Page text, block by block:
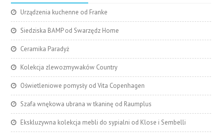
Urządzenia kuchenne od Franke
Siedziska BAMP od Swarzędz Home
Ceramika Paradyż
Kolekcja zlewozmywaków Country
Oświetleniowe pomysły od Vita Copenhagen
Szafa wnękowa ubrana w tkaninę od Raumplus
Ekskluzywna kolekcja mebli do sypialni od Klose i Sembelli